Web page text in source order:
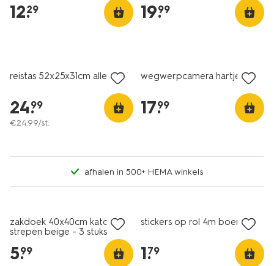
12.
29 19.
99
reistas 52x25x31cm alles-in-1
24.
99
€24.99/st.
wegwerpcamera hartjes
17.
99
afhalen in 500+ HEMA winkels
zakdoek 40x40cm katoen
strepen beige - 3 stuks
5.
99
stickers op rol 4m boerderij
1.
79